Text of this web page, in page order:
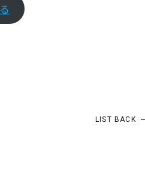
LIST BACK